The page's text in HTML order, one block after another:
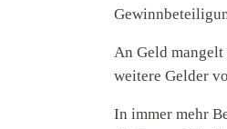
An Geld
weitere Gelder
In immer mehr